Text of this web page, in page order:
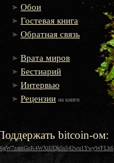
Обои
Гостевая книга
Обратная связь
Врата миров
Бестиарий
Интервью
Рецензии на книги
bitcoin-ом: